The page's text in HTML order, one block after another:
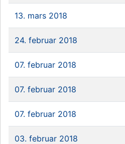
13. mars 2018
24. februar 2018
07. februar 2018
07. februar 2018
07. februar 2018
03. februar 2018